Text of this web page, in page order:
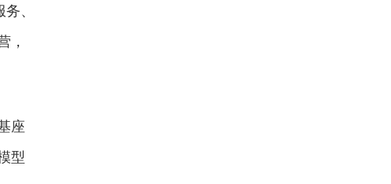
、
，
座
型